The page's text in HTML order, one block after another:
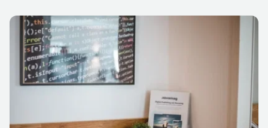
und mit deinen Ideen einen wertvollen
Beitrag zur Weiterentwicklung von
Novamag zu leisten.